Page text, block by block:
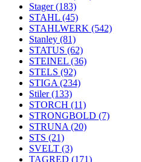
Stager(183)
STAHL (45)
STAHLWERK (542)
Stanley (81)
STATUS (62)
STEINEL (36)
STELS (92)
STIGA (234)
Stiler(133)
STORCH (11)
STRONGBOLD (7)
STRUNA (20)
STS (21)
SVELT (3)
TAGRED (171)